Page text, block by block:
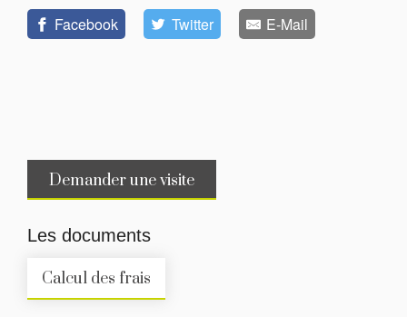
Facebook Twitter E-Mail
Demander une visite
Les documents
Calcul des frais